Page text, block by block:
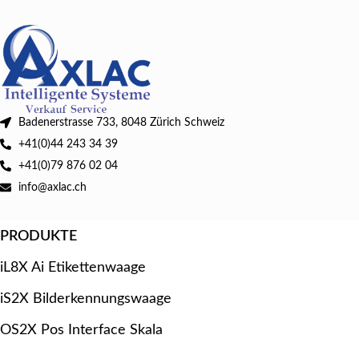
Badenerstrasse 733, 8048 Zürich Schweiz
+41(0)44 243 34 39
+41(0)79 876 02 04
info@axlac.ch
PRODUKTE
iL8X Ai Etikettenwaage
iS2X Bilderkennungswaage
OS2X Pos Interface Skala